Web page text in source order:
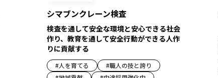
シマブンクレーン検査
検査を通して安全な環境と安心できる社会
作り、教育を通して安全行動ができる人作
りに貢献する
#人を育てる #職人の技と誇り